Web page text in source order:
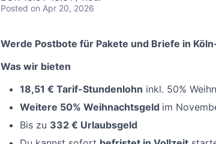
Posted on Apr 20, 2026
Werde Postbote für Pakete und Briefe in
Was wir bieten
18,51 € Tarif-Stundenlohn inkl. 50%
Weitere 50% Weihnachtsgeld im
Bis zu 332 € Urlaubsgeld